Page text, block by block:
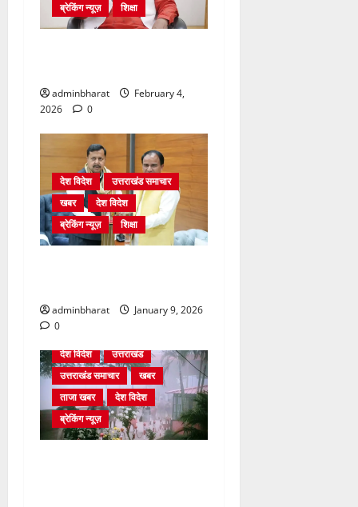
ब्रेकिंग न्यूज़
शिक्षा
adminbharat
February 4,
2026
0
देश विदेश
उत्तराखंड समाचार
खबर
देश विदेश
ब्रेकिंग न्यूज़
शिक्षा
adminbharat
January 9, 2026
0
देश विदेश
उत्तराखंड
उत्तराखंड समाचार
खबर
ताजा खबर
देश विदेश
ब्रेकिंग न्यूज़